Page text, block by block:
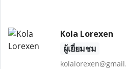
Kola Lorexen
ผู้เยี่ยมชม